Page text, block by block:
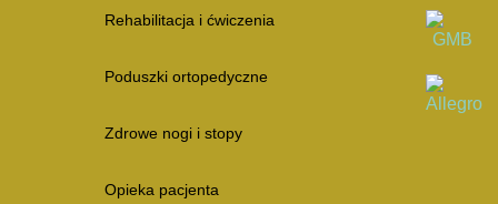
Rehabilitacja i ćwiczenia
Poduszki ortopedyczne
Zdrowe nogi i stopy
Opieka pacjenta